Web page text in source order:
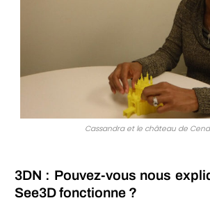
Cassandra et le château de
3DN : Pouvez-vous nous
See3D fonctionne ?